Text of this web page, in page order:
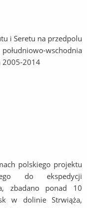
i Seretu na przedpolu
wschodnia
2005-2014
polskiego projektu
do ekspedycji
zbadano ponad 10
w dolinie Strwiąża,